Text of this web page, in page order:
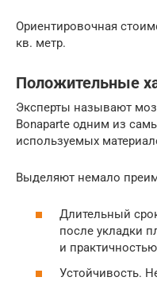
Ориентировочная
кв. метр.
Положительные
Эксперты называют
Bonaparte одним из
используемых
Выделяют немало
Длительный
после укладки
и
Устойчивость.